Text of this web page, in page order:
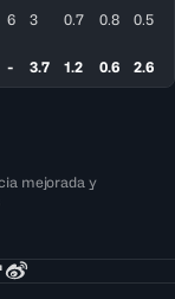
6 3 0.7 0.8 0.5
- 3.7 1.2 0.6 2.6
mejorada y